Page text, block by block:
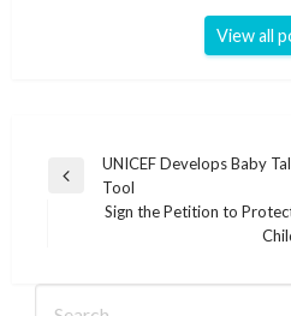
View all
Post
navigation
Previous
UNICEF Develops Baby
Tool
Sign the Petition to